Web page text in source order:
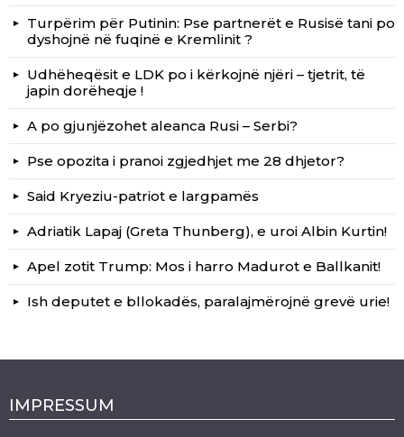
Turpërim për Putinin: Pse partnerët e Rusisë tani po
dyshojnë në fuqinë e Kremlinit ?
Udhëheqësit e LDK po i kërkojnë njëri – tjetrit, të
japin dorëheqje !
A po gjunjëzohet aleanca Rusi – Serbi?
Pse opozita i pranoi zgjedhjet me 28 dhjetor?
Said Kryeziu-patriot e largpamës
Adriatik Lapaj (Greta Thunberg), e uroi Albin Kurtin!
Apel zotit Trump: Mos i harro Madurot e Ballkanit!
Ish deputet e bllokadës, paralajmërojnë grevë urie!
IMPRESSUM